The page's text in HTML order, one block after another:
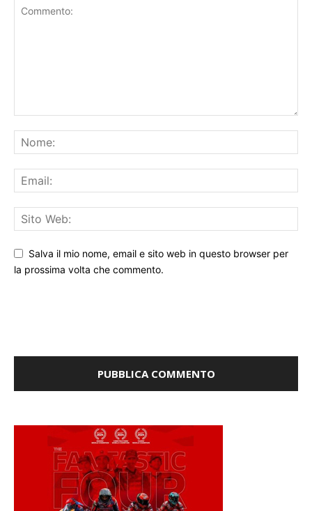
Salva il mio nome, email e sito web in questo browser per